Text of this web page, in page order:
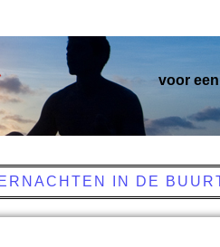
voor
IN DE